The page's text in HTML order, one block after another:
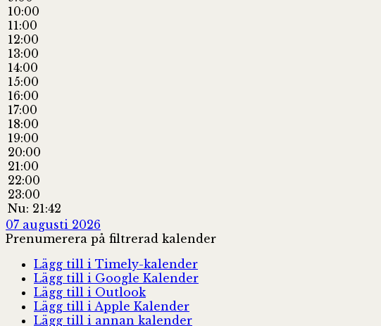
10:00
11:00
12:00
13:00
14:00
15:00
16:00
17:00
18:00
19:00
20:00
21:00
22:00
23:00
Nu: 21:42
07 augusti 2026
Prenumerera på filtrerad kalender
Lägg till i Timely-kalender
Lägg till i Google Kalender
Lägg till i Outlook
Lägg till i Apple Kalender
Lägg till i annan kalender